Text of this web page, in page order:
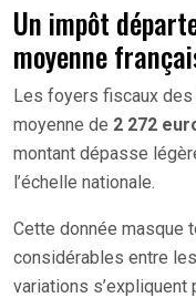
Un impôt
moyenne
Les foyers fiscaux des
moyenne de 2 272
montant dépasse
l’échelle nationale.
Cette donnée masque
considérables entre
variations